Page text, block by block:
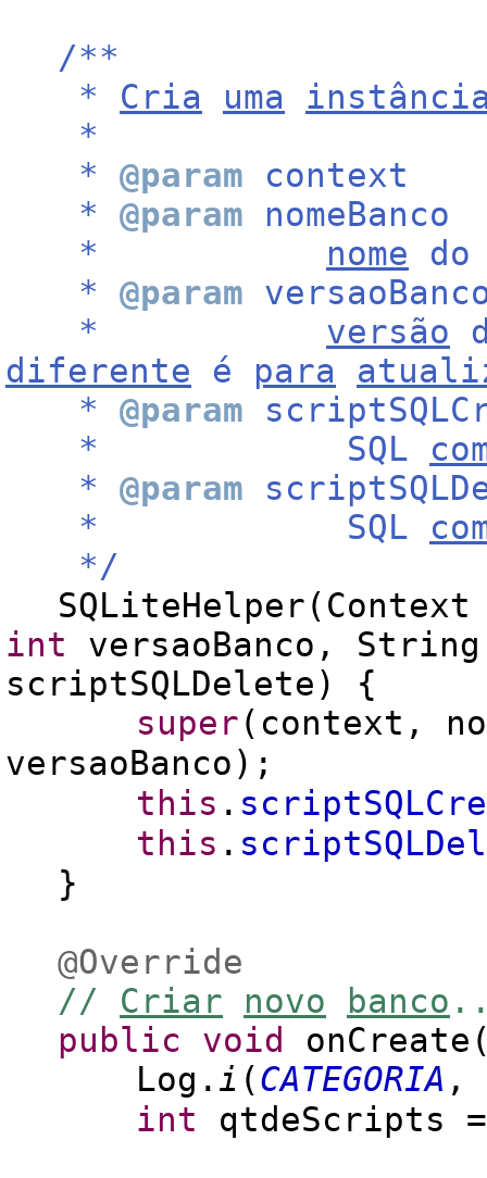
/**
* Cria uma
*
* @param context
* @param nomeBanco
* nome
* @param
* versão
diferente é para
* @param
* SQL
* @param
* SQL
*/
int versaoBanco,
scriptSQLDelete) {
super(context,
versaoBanco);
this .
this .
}
@Override
// Criar novo banco
public
void
Log. i (CATEGORIA ,
int qtdeScripts